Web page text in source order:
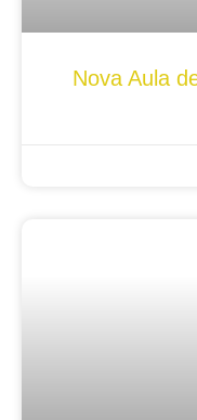
Nova Aula